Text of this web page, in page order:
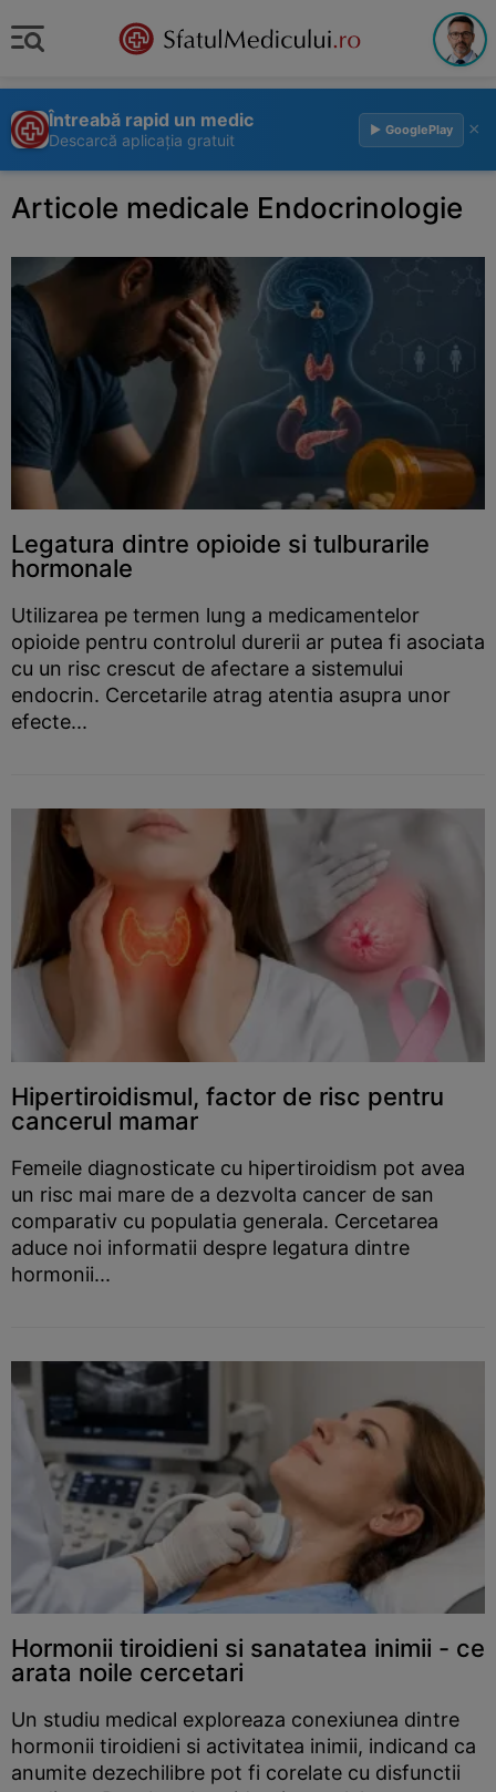
Întreabă rapid un medic
Descarcă aplicația gratuit
▶ GooglePlay ×
Articole medicale Endocrinologie
Legatura dintre opioide si tulburarile
hormonale
Utilizarea pe termen lung a medicamentelor
opioide pentru controlul durerii ar putea fi asociata
cu un risc crescut de afectare a sistemului
endocrin. Cercetarile atrag atentia asupra unor
efecte...
Hipertiroidismul, factor de risc pentru
cancerul mamar
Femeile diagnosticate cu hipertiroidism pot avea
un risc mai mare de a dezvolta cancer de san
comparativ cu populatia generala. Cercetarea
aduce noi informatii despre legatura dintre
hormonii...
Hormonii tiroidieni si sanatatea inimii - ce
arata noile cercetari
Un studiu medical exploreaza conexiunea dintre
hormonii tiroidieni si activitatea inimii, indicand ca
anumite dezechilibre pot fi corelate cu disfunctii